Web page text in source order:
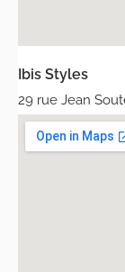
Ibis Styles
29 rue Jean